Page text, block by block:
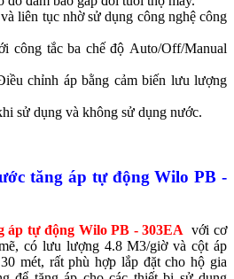
liên tục nhờ sử dụng công nghệ công
công tắc ba chế độ Auto/Off/Manual
chỉnh áp bằng cảm biến lưu lượng
sử dụng và không sử dụng nước.
tăng áp tự độngWilo PB -
áp tự động Wilo PB - 303EA với cơ
có lưu lượng 4.8 M3/giờ và cột áp
mét, rất phù hợp lắp đặt cho hộ gia